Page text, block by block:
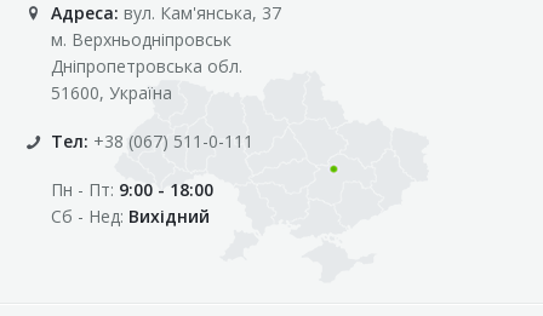
«Сільпо»
«Фора»
«Фреш»
«Фуршет»
«Цент»
Адреса: вул. Кам'янська, 37
м. Верхньодніпровськ
Дніпропетровська обл.
51600, Україна
Тел: +38 (067) 511-0-111
Пн - Пт: 9:00 - 18:00
Сб - Нед: Вихідний